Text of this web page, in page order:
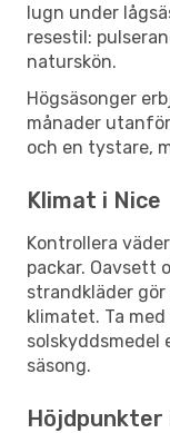
lugn under
resestil:
naturskön.
Högsäsonger
månader
och en tystare,
Klimat i Nice
Kontrollera
packar. Oavsett
strandkläder
klimatet. Ta med
solskyddsmedel
säsong.
Höjdpunkter